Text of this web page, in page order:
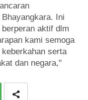
Bhayangkara. Ini
aktif dlm
kami semoga
serta
dan negara,"